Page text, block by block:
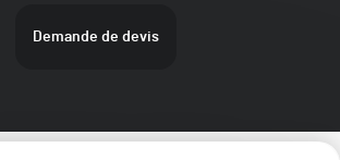
Demande de devis